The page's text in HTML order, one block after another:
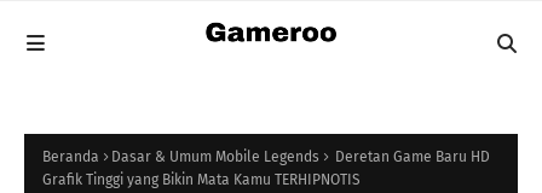
Beranda Dasar & Umum Mobile Legends
Deretan Game Baru HD
Grafik Tinggi yang Bikin Mata Kamu TERHIPNOTIS